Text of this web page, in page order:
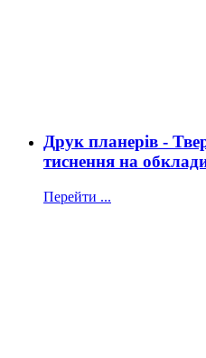
Друк планерів -
тиснення на
Перейти ...